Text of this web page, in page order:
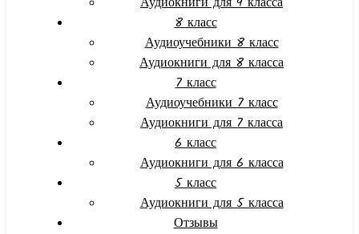
8 класс
Аудиоучебники 8 класс
Аудиокниги для 8 класса
7 класс
Аудиоучебники 7 класс
Аудиокниги для 7 класса
6 класс
Аудиокниги для 6 класса
5 класс
Аудиокниги для 5 класса
Отзывы